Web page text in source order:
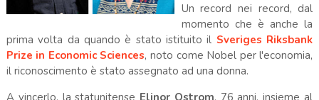
Un record nei record, dal
momento che è anche la
prima volta da quando è stato istituito il Sveriges Riksbank
Prize in Economic Sciences, noto come Nobel per l'economia,
il riconoscimento è stato assegnato ad una donna.
A vincerlo, la statunitense Elinor Ostrom, 76 anni, insieme al